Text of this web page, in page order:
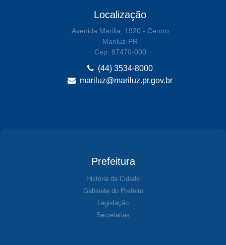
Localização
Avenida Marilia, 1920 - Centro
Mariluz-PR
Cep: 87470-000
(44) 3534-8000
mariluz@mariluz.pr.gov.br
Prefeitura
História da Cidade
Gabinete do Prefeito
Legislação
Secretarias